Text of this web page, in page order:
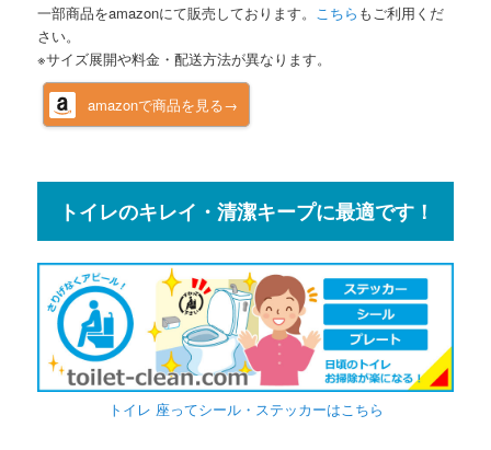
一部商品をamazonにて販売しております。 こちら もご利用くだ
さい。
※サイズ展開や料金・配送方法が異なります。
amazonで商品を見る→
トイレのキレイ・清潔キープに最適です！
トイレ 座ってシール・ステッカーはこちら